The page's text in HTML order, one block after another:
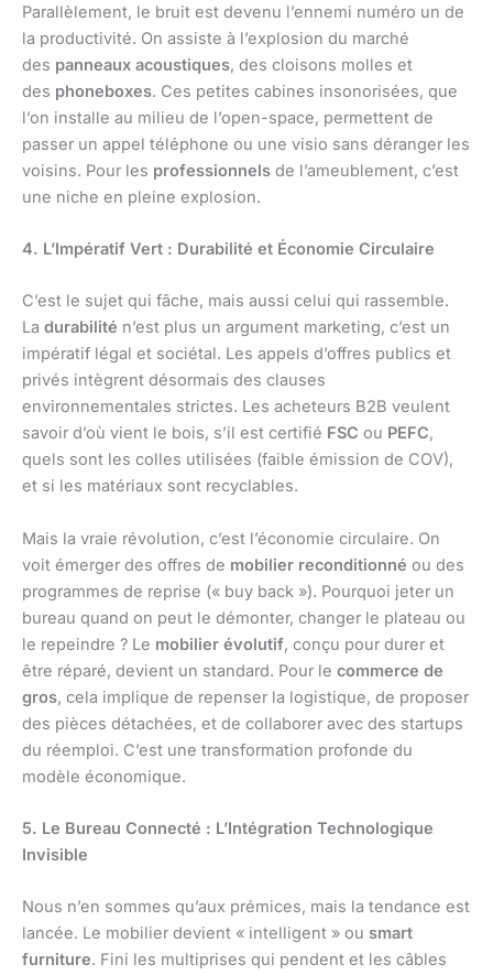
Parallèlement, le bruit est devenu l’ennemi numéro un de
la productivité. On assiste à l’explosion du marché
des panneaux acoustiques, des cloisons molles et
des phoneboxes. Ces petites cabines insonorisées, que
l’on installe au milieu de l’open-space, permettent de
passer un appel téléphone ou une visio sans déranger les
voisins. Pour les professionnels de l’ameublement, c’est
une niche en pleine explosion.
4. L’Impératif Vert : Durabilité et Économie Circulaire
C’est le sujet qui fâche, mais aussi celui qui rassemble.
La durabilité n’est plus un argument marketing, c’est un
impératif légal et sociétal. Les appels d’offres publics et
privés intègrent désormais des clauses
environnementales strictes. Les acheteurs B2B veulent
savoir d’où vient le bois, s’il est certifié FSC ou PEFC,
quels sont les colles utilisées (faible émission de COV),
et si les matériaux sont recyclables.
Mais la vraie révolution, c’est l’économie circulaire. On
voit émerger des offres de mobilier reconditionné ou des
programmes de reprise (« buy back »). Pourquoi jeter un
bureau quand on peut le démonter, changer le plateau ou
le repeindre ? Le mobilier évolutif, conçu pour durer et
être réparé, devient un standard. Pour le commerce de
gros, cela implique de repenser la logistique, de proposer
des pièces détachées, et de collaborer avec des startups
du réemploi. C’est une transformation profonde du
modèle économique.
5. Le Bureau Connecté : L’Intégration Technologique
Invisible
Nous n’en sommes qu’aux prémices, mais la tendance est
lancée. Le mobilier devient « intelligent » ou smart
furniture. Fini les multiprises qui pendent et les câbles